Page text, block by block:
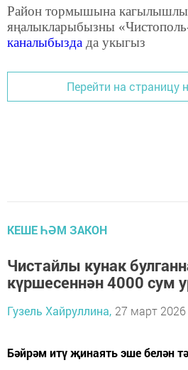
Район тормышына
яңалыкларыбызны
каналыбызда да укыгыз
Перейти на страницу
КЕШЕ ҺӘМ ЗАКОН
Чистайлы кунак
күршесеннән 4000 сум
Гузель Хайруллина, 27 март 2026
Бәйрәм итү җинаять эше белән